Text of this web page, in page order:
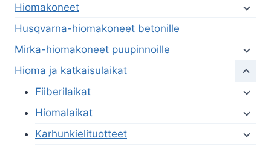
Hiomakoneet
Husqvarna-hiomakoneet betonille
Mirka-hiomakoneet puupinnoille
Hioma ja katkaisulaikat
Fiiberilaikat
Hiomalaikat
Karhunkielituotteet